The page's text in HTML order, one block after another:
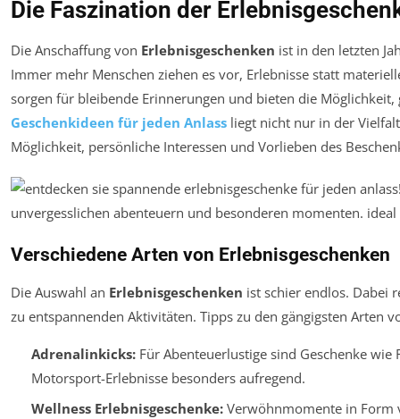
Die Faszination der
Die Anschaffung von Erlebnisgeschenken ist in den letzten
Immer mehr Menschen ziehen es vor, Erlebnisse statt
sorgen für bleibende Erinnerungen und bieten die
Geschenkideen für jeden Anlass liegt nicht nur in der
Möglichkeit, persönliche Interessen und Vorlieben des
Verschiedene Arten von Erlebnisgeschenken
Die Auswahl an Erlebnisgeschenken ist schier endlos. Dabei
zu entspannenden Aktivitäten. Tipps zu den gängigsten Arten
Adrenalinkicks:Für Abenteuerlustige sind Geschenke wie
Motorsport-Erlebnisse besonders aufregend.
Wellness Erlebnisgeschenke:Verwöhnmomente in Form